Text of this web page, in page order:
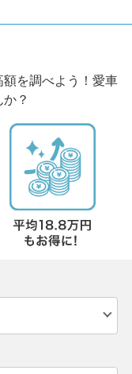
を調べよう！愛車
？